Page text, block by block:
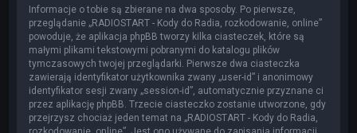
Informacje o tobie są zbierane na dwa sposoby. Po pierwsze,
przeglądanie „RADIOSTART - Kody do Radia, rozkodowanie, online”
powoduje, że aplikacja phpBB tworzy kilka ciasteczek, które są
małymi plikami tekstowymi pobranymi do katalogu plików
tymczasowych twojej przeglądarki. Pierwsze dwa ciasteczka
zawierają identyfikator użytkownika zwany „user-id” i anonimowy
identyfikator sesji zwany „session-id”, automatycznie przyznane ci
przez aplikację phpBB. Trzecie ciasteczko zostanie utworzone, gdy
przejrzysz chociaż jeden temat na „RADIOSTART - Kody do Radia,